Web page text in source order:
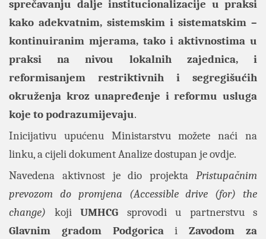
sprečavanju dalje institucionalizacije u praksi
kako adekvatnim, sistemskim i sistematskim –
kontinuiranim mjerama, tako i aktivnostima u
praksi na nivou lokalnih zajednica, i
reformisanjem restriktivnih i segregišućih
okruženja kroz unapređenje i reformu usluga
koje to podrazumijevaju.
Inicijativu upućenu Ministarstvu možete naći na
linku, a cijeli dokument Analize dostupan jeovdje.
Navedena aktivnost je dio projekta Pristupačnim
prevozom do promjena (Accessible drive (for) the
change) koji UMHCG sprovodi u partnerstvu s
Glavnim gradom PodgoricaiZavodom za